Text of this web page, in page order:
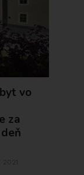
vo
za